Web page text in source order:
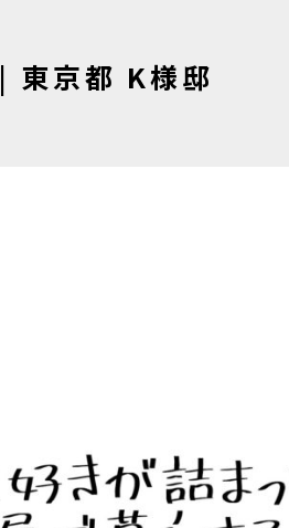
| 東京都 K様邸